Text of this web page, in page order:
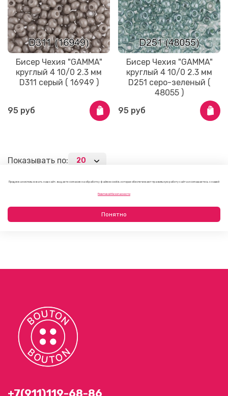
Бисер Чехия "GAMMA"
круглый 4 10/0 2.3 мм
D311 серый ( 16949 )
95 руб
Бисер Чехия "GAMMA"
круглый 4 10/0 2.3 мм
D251 серо-зеленый (
48055 )
95 руб
Показывать по:
Продолжая использовать наш сайт, вы даете согласие на обработку файлов cookie, которые обеспечивают правильную работу сайта и соглашаетесь с нашей
Политикой безопасности
Понятно